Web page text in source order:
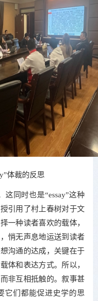
体裁的反思
这同时也是“essay”这种
引用了村上春树对于文
一种读者喜欢的载体，
悄无声息地运送到读者
沟通的达成，关键在于
体和表达方式。所以，
非互相抵触的。叙事甚
它们都能促进史学的思